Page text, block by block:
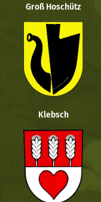
Groß Hoschütz
Klebsch